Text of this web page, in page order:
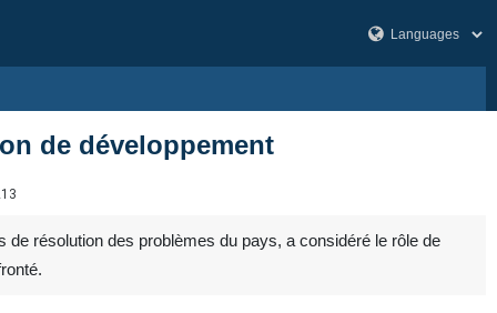
de développement
résolution des problèmes du pays, a considéré le rôle de